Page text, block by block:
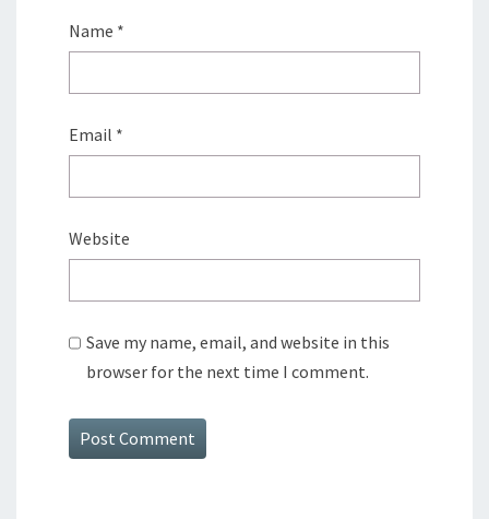
Name *
Email *
Website
Save my name, email, and website in this
browser for the next time I comment.